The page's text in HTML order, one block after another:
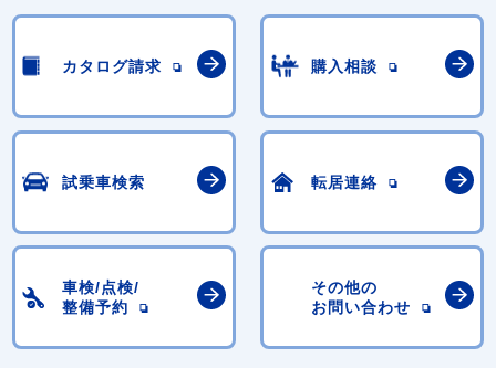
カタログ請求 購入相談
試乗車検索 転居連絡
車検/点検/
整備予約
その他の
お問い合わせ